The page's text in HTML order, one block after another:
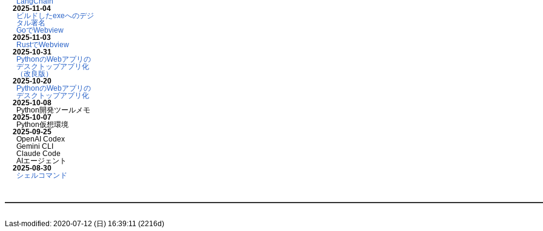
2025-11-04
ビルドしたexeへのデジ
タル署名
GoでWebview
2025-11-03
RustでWebview
2025-10-31
PythonのWebアプリの
デスクトップアプリ化
（改良版）
2025-10-20
PythonのWebアプリの
デスクトップアプリ化
2025-10-08
Python開発ツールメモ
2025-10-07
Python仮想環境
2025-09-25
OpenAI Codex
Gemini CLI
Claude Code
AIエージェント
2025-08-30
シェルコマンド
Last-modified: 2020-07-12 (日) 16:39:11 (2216d)